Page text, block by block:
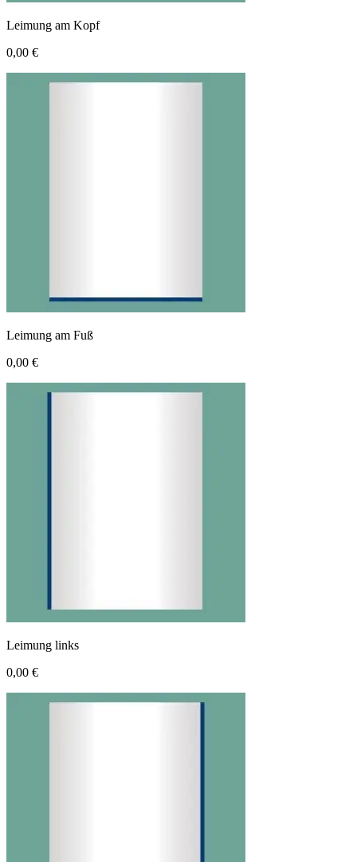
Leimung am Kopf
0,00 €
Leimung am Fuß
0,00 €
Leimung links
0,00 €